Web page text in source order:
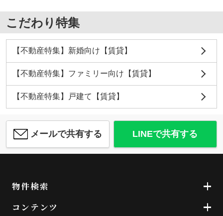
こだわり特集
【不動産特集】新婚向け【賃貸】
【不動産特集】ファミリー向け【賃貸】
【不動産特集】戸建て【賃貸】
メールで共有する LINEで共有する
物件検索
コンテンツ